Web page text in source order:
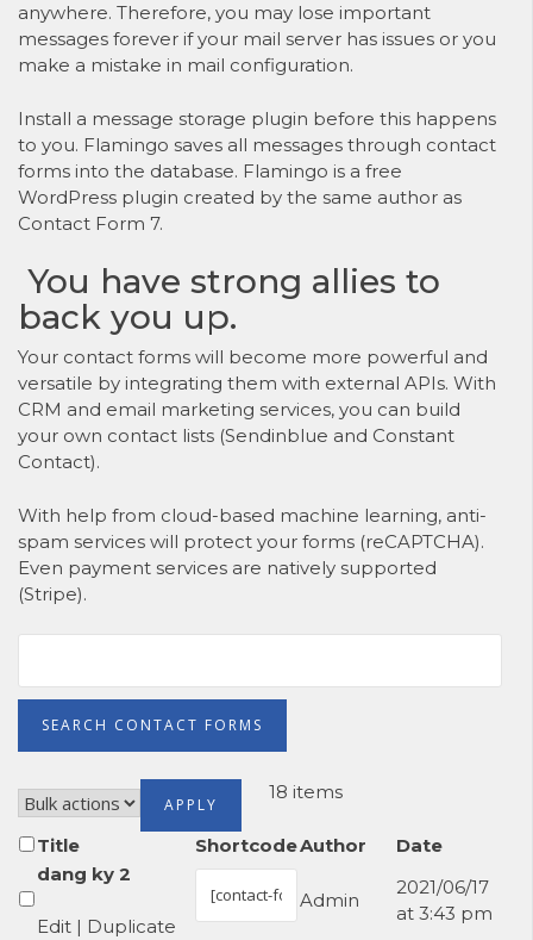
anywhere. Therefore, you may lose important
messages forever if your mail server has issues or you
make a mistake in mail configuration.
Install a message storage plugin before this happens
to you. Flamingo saves all messages through contact
forms into the database. Flamingo is a free
WordPress plugin created by the same author as
Contact Form 7.
You have strong allies to
back you up.
Your contact forms will become more powerful and
versatile by integrating them with external APIs. With
CRM and email marketing services, you can build
your own contact lists (Sendinblue and Constant
Contact).
With help from cloud-based machine learning, anti-
spam services will protect your forms (reCAPTCHA).
Even payment services are natively supported
(Stripe).
18 items
Title ShortcodeAuthor
Date
dang ky 2
Edit | Duplicate
Admin
2021/06/17
at 3:43 pm